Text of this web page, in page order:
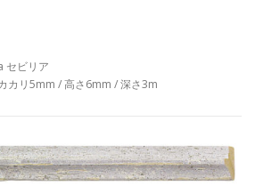
セビリア
カリ5mm / 高さ6mm / 深さ3m